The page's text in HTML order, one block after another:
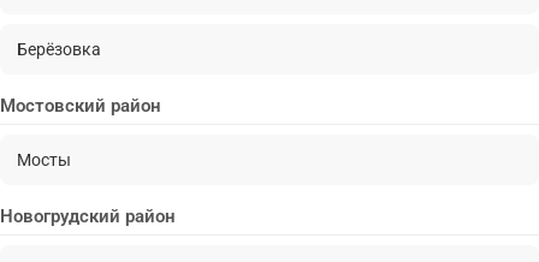
Берёзовка
Мостовский район
Мосты
Новогрудский район